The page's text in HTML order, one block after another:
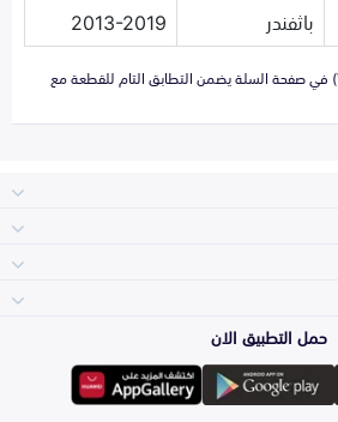
باثفندر 2013-2019
تزويدنا برقم الهيكل (VIN) في صفحة السلة يضمن التطابق التام للقطعة مع
المكائن، القيرات
وملحقاتها
لوازم الرحلات
الأكثر مبيعاً
تويوتا
حمل التطبيق الان